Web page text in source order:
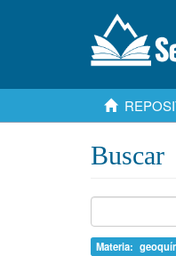
Buscar
Materia: